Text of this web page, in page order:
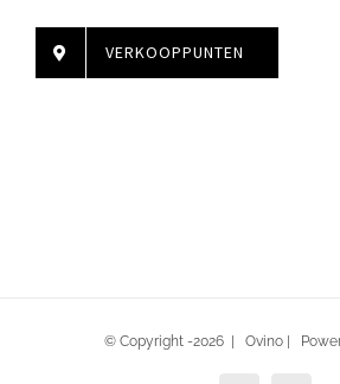
VERKOOPPUNTEN
© Copyright -2026 | Ovino |